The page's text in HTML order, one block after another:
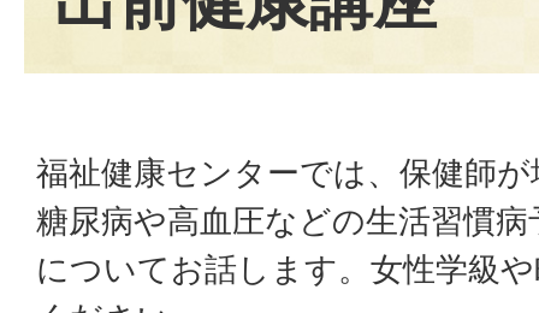
福祉健康センターでは、保健師
糖尿病や高血圧などの生活習慣
についてお話します。女性学級